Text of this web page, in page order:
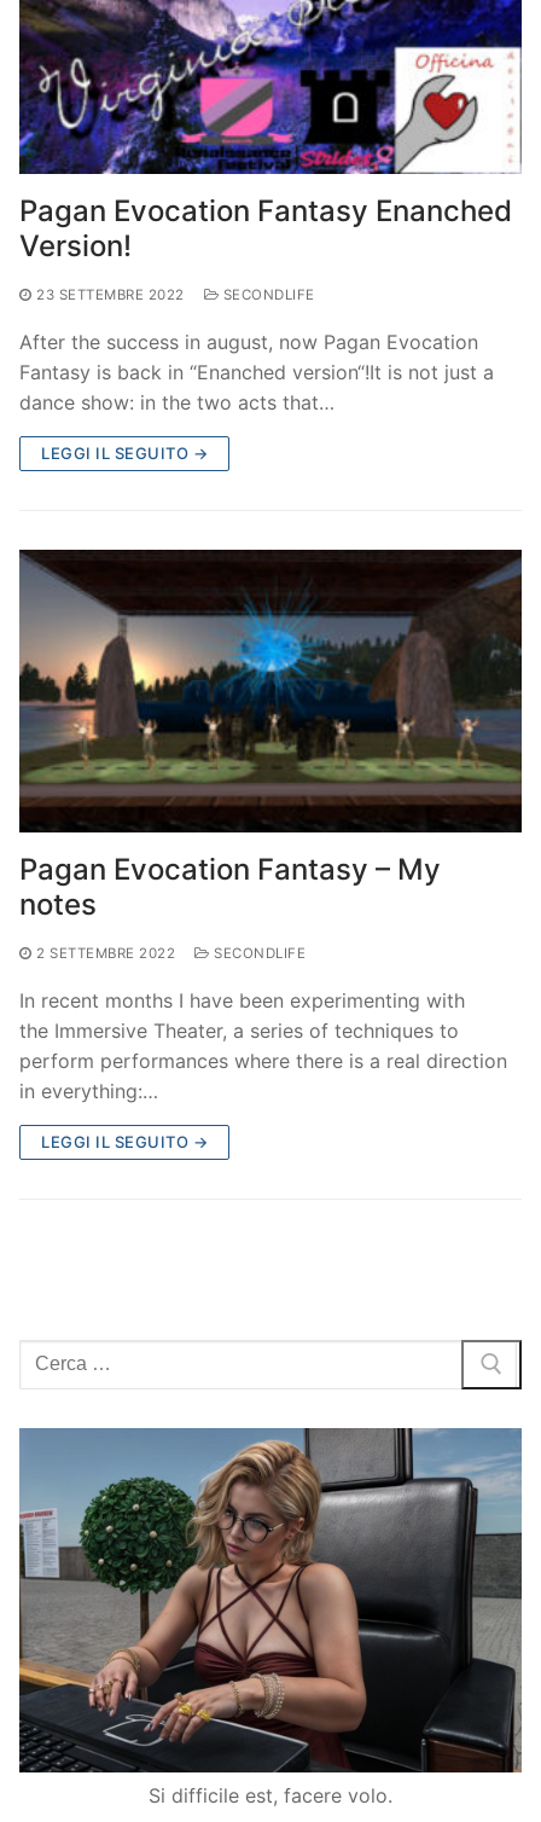
Pagan Evocation Fantasy Enanched
Version!
23 SETTEMBRE 2022 SECONDLIFE
After the success in august, now Pagan Evocation
Fantasy is back in “Enanched version“!It is not just a
dance show: in the two acts that…
LEGGI IL SEGUITO →
Pagan Evocation Fantasy – My
notes
2 SETTEMBRE 2022 SECONDLIFE
In recent months I have been experimenting with
the Immersive Theater, a series of techniques to
perform performances where there is a real direction
in everything:…
LEGGI IL SEGUITO →
Cerca:
Si difficile est, facere volo.